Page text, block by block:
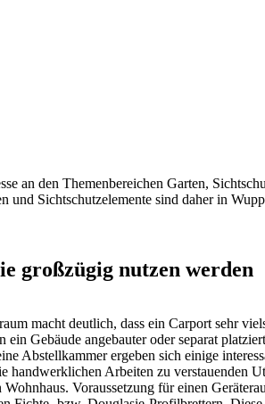
an den Themenbereichen Garten,
und Sichtschutzelemente sind daher in
großzügig nutzen werden
macht deutlich, dass ein Carport sehr
Gebäude angebauter oder separat
Abstellkammer ergeben sich einige
Arbeiten zu verstauenden
Voraussetzung für einen